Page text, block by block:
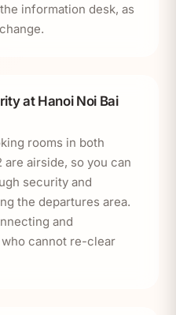
information desk, as
at Hanoi Noi Bai
rooms in both
are airside, so you can
security and
the departures area.
and
cannot re-clear